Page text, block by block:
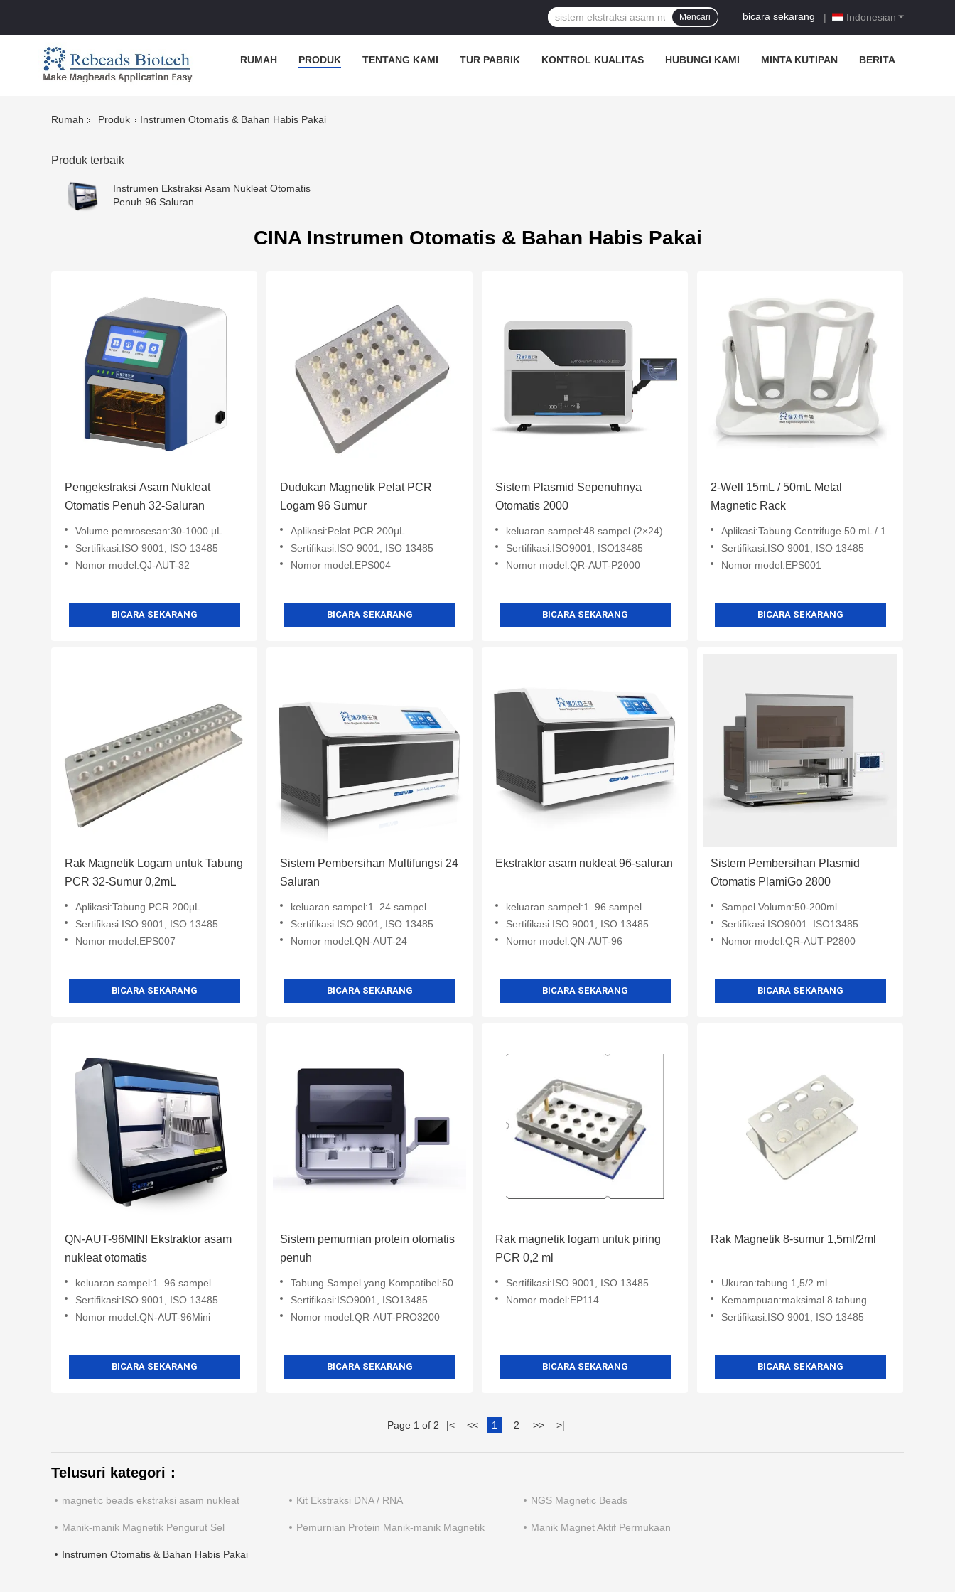
Indonesian
bicara sekarang |
Mencari
RUMAH PRODUK TENTANG KAMI TUR PABRIK KONTROL KUALITAS HUBUNGI KAMI MINTA KUTIPAN BERITA
Rumah Produk Instrumen Otomatis & Bahan Habis Pakai
Produk terbaik
Instrumen Ekstraksi Asam Nukleat Otomatis
Penuh 96 Saluran
CINA Instrumen Otomatis & Bahan Habis Pakai
Pengekstraksi Asam Nukleat
Otomatis Penuh 32-Saluran
Volume pemrosesan:30-1000 μL
Sertifikasi:ISO 9001, ISO 13485
Nomor model:QJ-AUT-32
BICARA SEKARANG
Dudukan Magnetik Pelat PCR
Logam 96 Sumur
Aplikasi:Pelat PCR 200μL
Sertifikasi:ISO 9001, ISO 13485
Nomor model:EPS004
BICARA SEKARANG
Sistem Plasmid Sepenuhnya
Otomatis 2000
keluaran sampel:48 sampel (2×24)
Sertifikasi:ISO9001, ISO13485
Nomor model:QR-AUT-P2000
BICARA SEKARANG
2-Well 15mL / 50mL Metal
Magnetic Rack
Aplikasi:Tabung Centrifuge 50 mL / 15 mL
Sertifikasi:ISO 9001, ISO 13485
Nomor model:EPS001
BICARA SEKARANG
Rak Magnetik Logam untuk Tabung
PCR 32-Sumur 0,2mL
Aplikasi:Tabung PCR 200μL
Sertifikasi:ISO 9001, ISO 13485
Nomor model:EPS007
BICARA SEKARANG
Sistem Pembersihan Multifungsi 24
Saluran
keluaran sampel:1–24 sampel
Sertifikasi:ISO 9001, ISO 13485
Nomor model:QN-AUT-24
BICARA SEKARANG
Ekstraktor asam nukleat 96-saluran
keluaran sampel:1–96 sampel
Sertifikasi:ISO 9001, ISO 13485
Nomor model:QN-AUT-96
BICARA SEKARANG
Sistem Pembersihan Plasmid
Otomatis PlamiGo 2800
Sampel Volumn:50-200ml
Sertifikasi:ISO9001. ISO13485
Nomor model:QR-AUT-P2800
BICARA SEKARANG
QN-AUT-96MINI Ekstraktor asam
nukleat otomatis
keluaran sampel:1–96 sampel
Sertifikasi:ISO 9001, ISO 13485
Nomor model:QN-AUT-96Mini
BICARA SEKARANG
Sistem pemurnian protein otomatis
penuh
Tabung Sampel yang Kompatibel:50mL / 100mL
Sertifikasi:ISO9001, ISO13485
Nomor model:QR-AUT-PRO3200
BICARA SEKARANG
Rak magnetik logam untuk piring
PCR 0,2 ml
Sertifikasi:ISO 9001, ISO 13485
Nomor model:EP114
BICARA SEKARANG
Rak Magnetik 8-sumur 1,5ml/2ml
Ukuran:tabung 1,5/2 ml
Kemampuan:maksimal 8 tabung
Sertifikasi:ISO 9001, ISO 13485
BICARA SEKARANG
Page 1 of 2 |< << 1 2 >> >|
Telusuri kategori：
magnetic beads ekstraksi asam nukleat Kit Ekstraksi DNA / RNA NGS Magnetic Beads
Manik-manik Magnetik Pengurut Sel Pemurnian Protein Manik-manik Magnetik Manik Magnet Aktif Permukaan
Instrumen Otomatis & Bahan Habis Pakai